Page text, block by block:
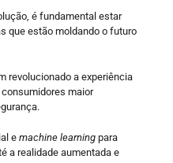
é fundamental estar
que estão moldando o futuro
revolucionado a experiência
maior
e machine learningpara
a realidade aumentada e